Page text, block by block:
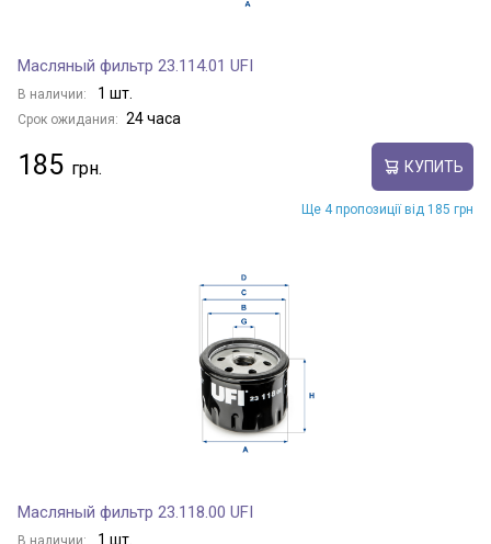
Масляный фильтр 23.114.01 UFI
В наличии: 1 шт.
Срок ожидания: 24 часа
185 КУПИТЬ
Ще 4 пропозиції від 185 грн
Масляный фильтр 23.118.00 UFI
В наличии: 1 шт.